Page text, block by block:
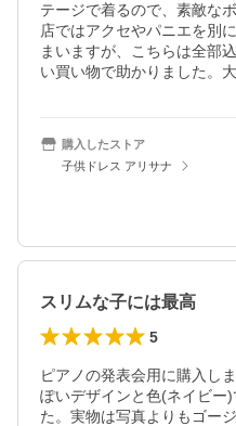
テージで着るので、素敵な
店ではアクセやパニエを別
まいますが、こちらは全部
い買い物で助かりました。
購入したストア
子供ドレス アリサナ
スリムな子には最高
5
ピアノの発表会用に購入し
ぽいデザインと色(ネイビー
た。実物は写真よりもゴー